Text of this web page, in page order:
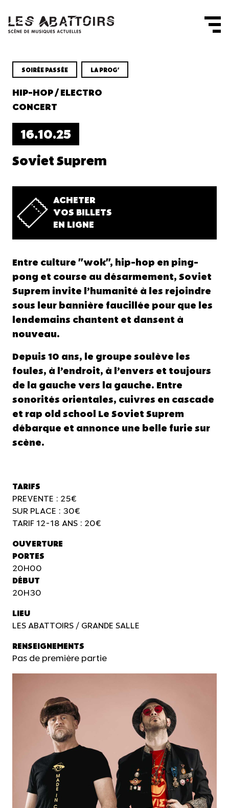
SOIRÉE PASSÉE LA PROG'
HIP-HOP / ELECTRO
CONCERT
16.10.25
Soviet Suprem
ACHETER
VOS BILLETS
EN LIGNE
Entre culture "wok", hip-hop en ping-
pong et course au désarmement, Soviet
Suprem invite l’humanité à les rejoindre
sous leur bannière faucillée pour que les
lendemains chantent et dansent à
nouveau.
Depuis 10 ans, le groupe soulève les
foules, à l’endroit, à l’envers et toujours
de la gauche vers la gauche. Entre
sonorités orientales, cuivres en cascade
et rap old school Le Soviet Suprem
débarque et annonce une belle furie sur
scène.
TARIFS
PREVENTE : 25€
SUR PLACE : 30€
TARIF 12-18 ANS : 20€
OUVERTURE
PORTES
20H00
DÉBUT
20H30
LIEU
LES ABATTOIRS / GRANDE SALLE
RENSEIGNEMENTS
Pas de première partie